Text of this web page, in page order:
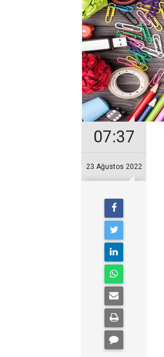
07:37
23 Ağustos 2022